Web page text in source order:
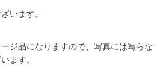
います。
ジ品になりますので、写真には写らな
ます。